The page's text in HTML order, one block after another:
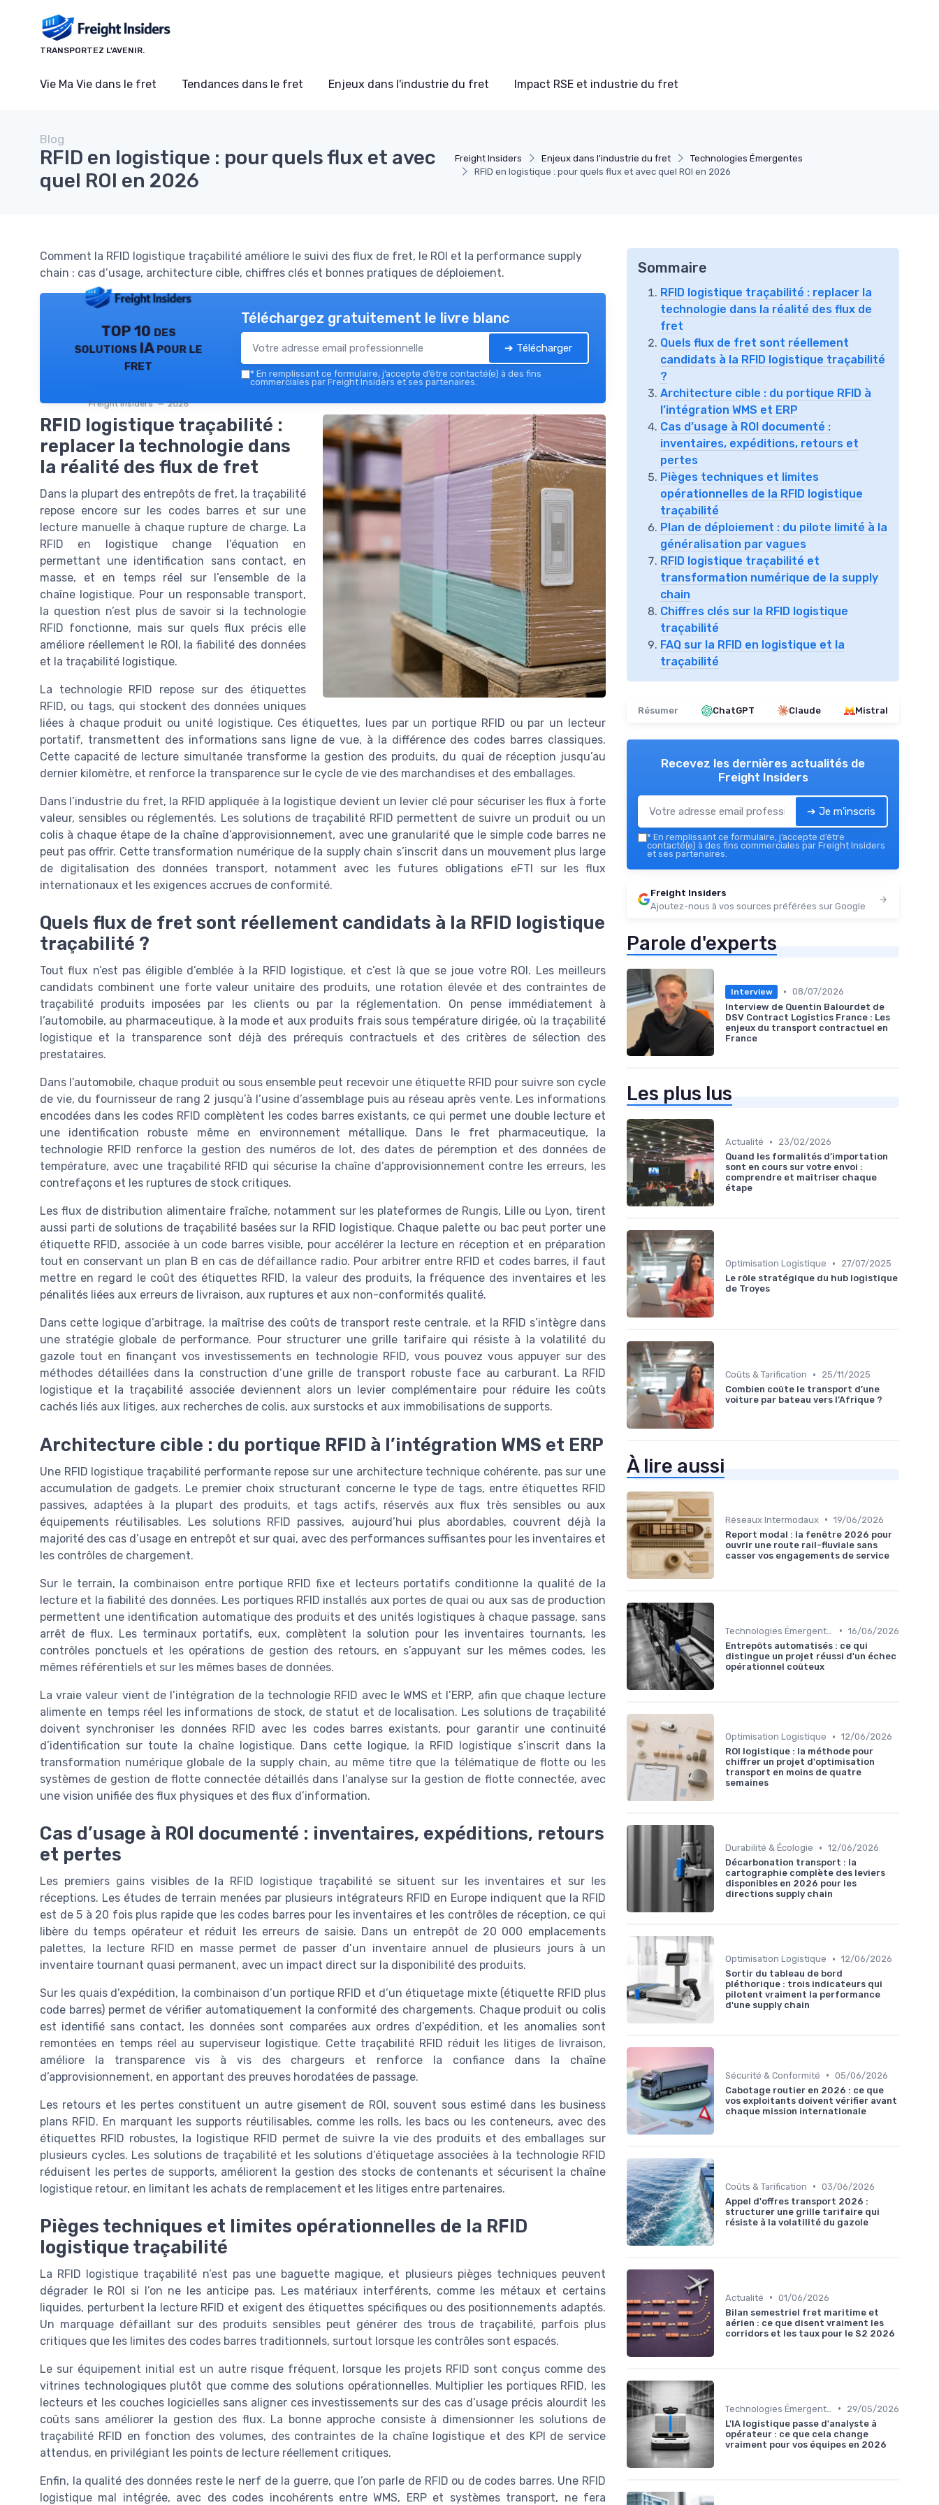
TRANSPORTEZ L'AVENIR.
Vie Ma Vie dans le fret Tendances dans le fret Enjeux dans l'industrie du fret Impact RSE et industrie du fret
Freight Insiders Enjeux dans l'industrie du fret
Technologies Émergentes
RFID en logistique : pour quels flux et avec quel ROI en 2026
Blog
RFID en logistique : pour quels flux et avec
quel ROI en 2026
Comment la RFID logistique traçabilité améliore le suivi des flux de fret, le ROI et la performance supply
chain : cas d’usage, architecture cible, chiffres clés et bonnes pratiques de déploiement.
TOP 10 des
solutions IA pour le
fret
Freight Insiders — 2026
Téléchargez gratuitement le livre blanc
➔ Télécharger
* En remplissant ce formulaire, j’accepte d’être contacté(e) à des fins
commerciales par Freight Insiders et ses partenaires.
RFID logistique traçabilité :
replacer la technologie dans
la réalité des flux de fret
Dans la plupart des entrepôts de fret, la traçabilité
repose encore sur les codes barres et sur une
lecture manuelle à chaque rupture de charge. La
RFID en logistique change l’équation en
permettant une identification sans contact, en
masse, et en temps réel sur l’ensemble de la
chaîne logistique. Pour un responsable transport,
la question n’est plus de savoir si la technologie
RFID fonctionne, mais sur quels flux précis elle
améliore réellement le ROI, la fiabilité des données
et la traçabilité logistique.
La technologie RFID repose sur des étiquettes
RFID, ou tags, qui stockent des données uniques
liées à chaque produit ou unité logistique. Ces étiquettes, lues par un portique RFID ou par un lecteur
portatif, transmettent des informations sans ligne de vue, à la différence des codes barres classiques.
Cette capacité de lecture simultanée transforme la gestion des produits, du quai de réception jusqu’au
dernier kilomètre, et renforce la transparence sur le cycle de vie des marchandises et des emballages.
Dans l’industrie du fret, la RFID appliquée à la logistique devient un levier clé pour sécuriser les flux à forte
valeur, sensibles ou réglementés. Les solutions de traçabilité RFID permettent de suivre un produit ou un
colis à chaque étape de la chaîne d’approvisionnement, avec une granularité que le simple code barres ne
peut pas offrir. Cette transformation numérique de la supply chain s’inscrit dans un mouvement plus large
de digitalisation des données transport, notamment avec les futures obligations eFTI sur les flux
internationaux et les exigences accrues de conformité.
Quels flux de fret sont réellement candidats à la RFID logistique
traçabilité ?
Tout flux n’est pas éligible d’emblée à la RFID logistique, et c’est là que se joue votre ROI. Les meilleurs
candidats combinent une forte valeur unitaire des produits, une rotation élevée et des contraintes de
traçabilité produits imposées par les clients ou par la réglementation. On pense immédiatement à
l’automobile, au pharmaceutique, à la mode et aux produits frais sous température dirigée, où la traçabilité
logistique et la transparence sont déjà des prérequis contractuels et des critères de sélection des
prestataires.
Dans l’automobile, chaque produit ou sous ensemble peut recevoir une étiquette RFID pour suivre son cycle
de vie, du fournisseur de rang 2 jusqu’à l’usine d’assemblage puis au réseau après vente. Les informations
encodées dans les codes RFID complètent les codes barres existants, ce qui permet une double lecture et
une identification robuste même en environnement métallique. Dans le fret pharmaceutique, la
technologie RFID renforce la gestion des numéros de lot, des dates de péremption et des données de
température, avec une traçabilité RFID qui sécurise la chaîne d’approvisionnement contre les erreurs, les
contrefaçons et les ruptures de stock critiques.
Les flux de distribution alimentaire fraîche, notamment sur les plateformes de Rungis, Lille ou Lyon, tirent
aussi parti de solutions de traçabilité basées sur la RFID logistique. Chaque palette ou bac peut porter une
étiquette RFID, associée à un code barres visible, pour accélérer la lecture en réception et en préparation
tout en conservant un plan B en cas de défaillance radio. Pour arbitrer entre RFID et codes barres, il faut
mettre en regard le coût des étiquettes RFID, la valeur des produits, la fréquence des inventaires et les
pénalités liées aux erreurs de livraison, aux ruptures et aux non-conformités qualité.
Dans cette logique d’arbitrage, la maîtrise des coûts de transport reste centrale, et la RFID s’intègre dans
une stratégie globale de performance. Pour structurer une grille tarifaire qui résiste à la volatilité du
gazole tout en finançant vos investissements en technologie RFID, vous pouvez vous appuyer sur des
méthodes détaillées dans la construction d’une grille de transport robuste face au carburant. La RFID
logistique et la traçabilité associée deviennent alors un levier complémentaire pour réduire les coûts
cachés liés aux litiges, aux recherches de colis, aux surstocks et aux immobilisations de supports.
Architecture cible : du portique RFID à l’intégration WMS et ERP
Une RFID logistique traçabilité performante repose sur une architecture technique cohérente, pas sur une
accumulation de gadgets. Le premier choix structurant concerne le type de tags, entre étiquettes RFID
passives, adaptées à la plupart des produits, et tags actifs, réservés aux flux très sensibles ou aux
équipements réutilisables. Les solutions RFID passives, aujourd’hui plus abordables, couvrent déjà la
majorité des cas d’usage en entrepôt et sur quai, avec des performances suffisantes pour les inventaires et
les contrôles de chargement.
Sur le terrain, la combinaison entre portique RFID fixe et lecteurs portatifs conditionne la qualité de la
lecture et la fiabilité des données. Les portiques RFID installés aux portes de quai ou aux sas de production
permettent une identification automatique des produits et des unités logistiques à chaque passage, sans
arrêt de flux. Les terminaux portatifs, eux, complètent la solution pour les inventaires tournants, les
contrôles ponctuels et les opérations de gestion des retours, en s’appuyant sur les mêmes codes, les
mêmes référentiels et sur les mêmes bases de données.
La vraie valeur vient de l’intégration de la technologie RFID avec le WMS et l’ERP, afin que chaque lecture
alimente en temps réel les informations de stock, de statut et de localisation. Les solutions de traçabilité
doivent synchroniser les données RFID avec les codes barres existants, pour garantir une continuité
d’identification sur toute la chaîne logistique. Dans cette logique, la RFID logistique s’inscrit dans la
transformation numérique globale de la supply chain, au même titre que la télématique de flotte ou les
systèmes de gestion de flotte connectée détaillés dans l’analyse sur la gestion de flotte connectée, avec
une vision unifiée des flux physiques et des flux d’information.
Cas d’usage à ROI documenté : inventaires, expéditions, retours
et pertes
Les premiers gains visibles de la RFID logistique traçabilité se situent sur les inventaires et sur les
réceptions. Les études de terrain menées par plusieurs intégrateurs RFID en Europe indiquent que la RFID
est de 5 à 20 fois plus rapide que les codes barres pour les inventaires et les contrôles de réception, ce qui
libère du temps opérateur et réduit les erreurs de saisie. Dans un entrepôt de 20 000 emplacements
palettes, la lecture RFID en masse permet de passer d’un inventaire annuel de plusieurs jours à un
inventaire tournant quasi permanent, avec un impact direct sur la disponibilité des produits.
Sur les quais d’expédition, la combinaison d’un portique RFID et d’un étiquetage mixte (étiquette RFID plus
code barres) permet de vérifier automatiquement la conformité des chargements. Chaque produit ou colis
est identifié sans contact, les données sont comparées aux ordres d’expédition, et les anomalies sont
remontées en temps réel au superviseur logistique. Cette traçabilité RFID réduit les litiges de livraison,
améliore la transparence vis à vis des chargeurs et renforce la confiance dans la chaîne
d’approvisionnement, en apportant des preuves horodatées de passage.
Les retours et les pertes constituent un autre gisement de ROI, souvent sous estimé dans les business
plans RFID. En marquant les supports réutilisables, comme les rolls, les bacs ou les conteneurs, avec des
étiquettes RFID robustes, la logistique RFID permet de suivre la vie des produits et des emballages sur
plusieurs cycles. Les solutions de traçabilité et les solutions d’étiquetage associées à la technologie RFID
réduisent les pertes de supports, améliorent la gestion des stocks de contenants et sécurisent la chaîne
logistique retour, en limitant les achats de remplacement et les litiges entre partenaires.
Pièges techniques et limites opérationnelles de la RFID
logistique traçabilité
La RFID logistique traçabilité n’est pas une baguette magique, et plusieurs pièges techniques peuvent
dégrader le ROI si l’on ne les anticipe pas. Les matériaux interférents, comme les métaux et certains
liquides, perturbent la lecture RFID et exigent des étiquettes spécifiques ou des positionnements adaptés.
Un marquage défaillant sur des produits sensibles peut générer des trous de traçabilité, parfois plus
critiques que les limites des codes barres traditionnels, surtout lorsque les contrôles sont espacés.
Le sur équipement initial est un autre risque fréquent, lorsque les projets RFID sont conçus comme des
vitrines technologiques plutôt que comme des solutions opérationnelles. Multiplier les portiques RFID, les
lecteurs et les couches logicielles sans aligner ces investissements sur des cas d’usage précis alourdit les
coûts sans améliorer la gestion des flux. La bonne approche consiste à dimensionner les solutions de
traçabilité RFID en fonction des volumes, des contraintes de la chaîne logistique et des KPI de service
attendus, en privilégiant les points de lecture réellement critiques.
Enfin, la qualité des données reste le nerf de la guerre, que l’on parle de RFID ou de codes barres. Une RFID
logistique mal intégrée, avec des codes incohérents entre WMS, ERP et systèmes transport, ne fera
Sommaire
RFID logistique traçabilité : replacer la
technologie dans la réalité des flux de
fret
Quels flux de fret sont réellement
candidats à la RFID logistique traçabilité
?
Architecture cible : du portique RFID à
l’intégration WMS et ERP
Cas d’usage à ROI documenté :
inventaires, expéditions, retours et
pertes
Pièges techniques et limites
opérationnelles de la RFID logistique
traçabilité
Plan de déploiement : du pilote limité à la
généralisation par vagues
RFID logistique traçabilité et
transformation numérique de la supply
chain
Chiffres clés sur la RFID logistique
traçabilité
FAQ sur la RFID en logistique et la
traçabilité
Résumer ChatGPT Claude Mistral
Recevez les dernières actualités de
Freight Insiders
➔ Je m'inscris
* En remplissant ce formulaire, j’accepte d’être
contacté(e) à des fins commerciales par Freight Insiders
et ses partenaires.
Freight Insiders
Ajoutez-nous à vos sources préférées sur Google
Parole d'experts
Interview • 08/07/2026
Interview de Quentin Balourdet de
DSV Contract Logistics France : Les
enjeux du transport contractuel en
France
Les plus lus
Actualité •
23/02/2026
Quand les formalités d’importation
sont en cours sur votre envoi :
comprendre et maîtriser chaque
étape
Optimisation Logistique •
27/07/2025
Le rôle stratégique du hub logistique
de Troyes
Coûts & Tarification •
25/11/2025
Combien coûte le transport d’une
voiture par bateau vers l’Afrique ?
À lire aussi
Réseaux Intermodaux • 19/06/2026
Report modal : la fenêtre 2026 pour
ouvrir une route rail-fluviale sans
casser vos engagements de service
• 16/06/2026
Entrepôts automatisés : ce qui
distingue un projet réussi d'un échec
opérationnel coûteux
Optimisation Logistique • 12/06/2026
ROI logistique : la méthode pour
chiffrer un projet d'optimisation
transport en moins de quatre
semaines
Durabilité & Écologie • 12/06/2026
Décarbonation transport : la
cartographie complète des leviers
disponibles en 2026 pour les
directions supply chain
Optimisation Logistique • 12/06/2026
Sortir du tableau de bord
pléthorique : trois indicateurs qui
pilotent vraiment la performance
d'une supply chain
Sécurité & Conformité • 05/06/2026
Cabotage routier en 2026 : ce que
vos exploitants doivent vérifier avant
chaque mission internationale
Coûts & Tarification • 03/06/2026
Appel d'offres transport 2026 :
structurer une grille tarifaire qui
résiste à la volatilité du gazole
Actualité • 01/06/2026
Bilan semestriel fret maritime et
aérien : ce que disent vraiment les
corridors et les taux pour le S2 2026
•
29/05/2026
L'IA logistique passe d'analyste à
opérateur : ce que cela change
vraiment pour vos équipes en 2026